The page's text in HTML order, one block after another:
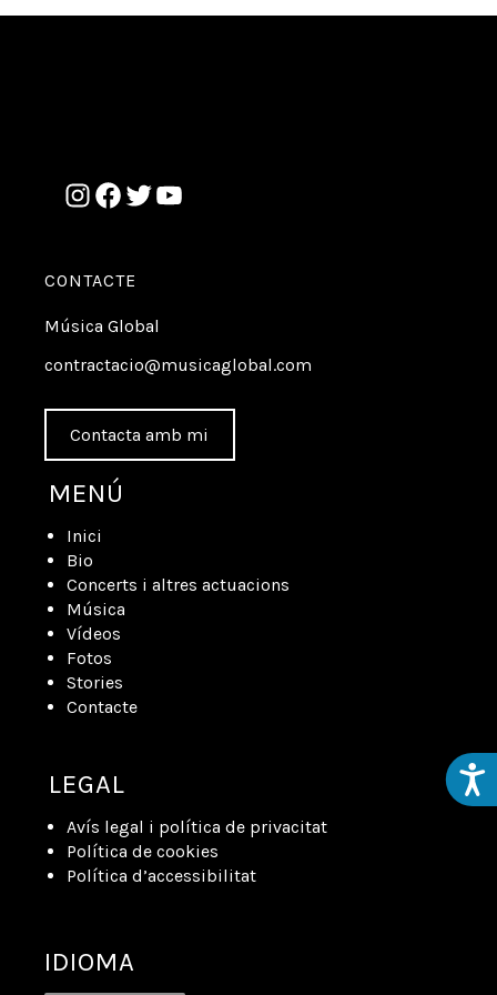
CONTACTE
Música Global
contractacio@musicaglobal.com
Contacta amb mi
MENÚ
Inici
Bio
Concerts i altres actuacions
Música
Vídeos
Fotos
Stories
Contacte
LEGAL
Avís legal i política de privacitat
Política de cookies
Política d’accessibilitat
IDIOMA